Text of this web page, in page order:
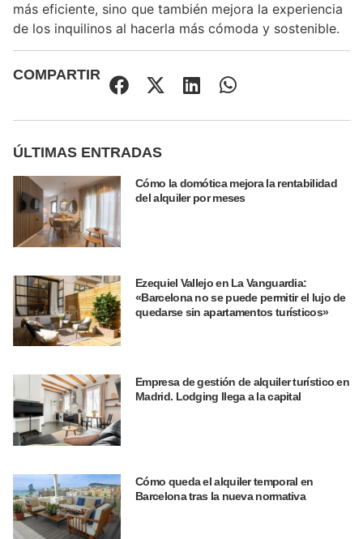
más eficiente, sino que también mejora la experiencia
de los inquilinos al hacerla más cómoda y sostenible.
COMPARTIR
ÚLTIMAS ENTRADAS
Cómo la domótica mejora la rentabilidad
del alquiler por meses
Ezequiel Vallejo en La Vanguardia:
«Barcelona no se puede permitir el lujo de
quedarse sin apartamentos turísticos»
Empresa de gestión de alquiler turístico en
Madrid. Lodging llega a la capital
Cómo queda el alquiler temporal en
Barcelona tras la nueva normativa